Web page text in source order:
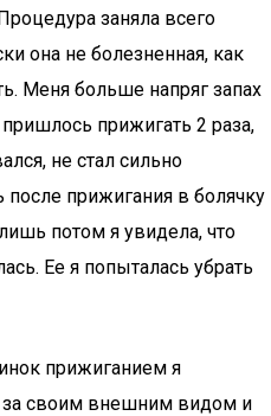
заняла всего
она не болезненная, как
Меня больше напряг запах
прижигать 2 раза,
не стал сильно
после прижигания в болячку
потом я увидела, что
Ее я попыталась убрать
прижиганием я
за своим внешним видом и